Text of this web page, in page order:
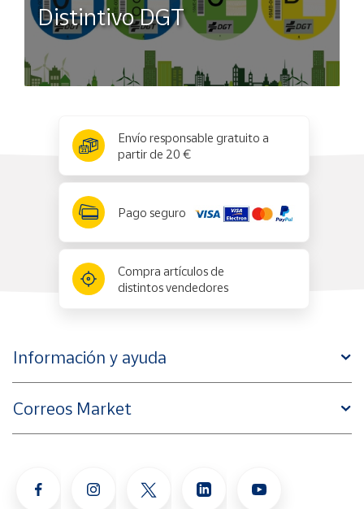
Distintivo DGT
Envío responsable gratuito a
partir de 20 €
Pago seguro
Compra artículos de
distintos vendedores
Información y ayuda
Correos Market